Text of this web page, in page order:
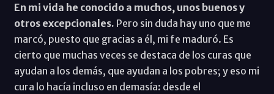
En mi vida he conocido a muchos, unos buenos y
otros excepcionales. Pero sin duda hay uno que me
marcó, puesto que gracias a él, mi fe maduró. Es
cierto que muchas veces se destaca de los curas que
ayudan a los demás, que ayudan a los pobres; y eso mi
cura lo hacía incluso en demasía: desde el